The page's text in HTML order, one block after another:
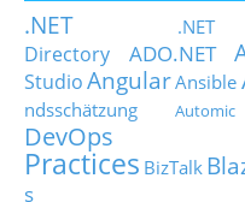
.NET
Directory
ADO.NET
StudioAngularAnsible
ndsschätzung
Automic
DevOps
Practices BizTalk
s